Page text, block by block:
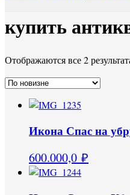
купить
Отображаются все 2
Икона Спас на
600.000,0 ₽